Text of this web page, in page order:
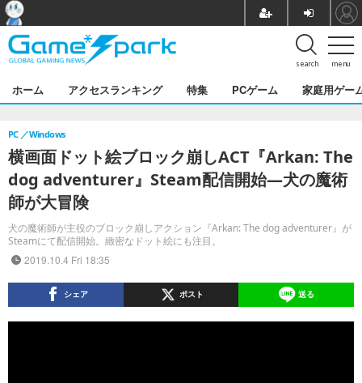
menu
search
ホーム アクセスランキング 特集 PCゲーム 家庭用ゲー
横画面ドット絵ブロック崩しACT『Arkan: The
dog adventurer』Steam配信開始―犬の魔術
師が大冒険
犬の魔術師が主役のブロック崩しアクション『Arkan: The dog adventurer』が
Steamにて配信開始。緻密なドット絵にも注目。
PC Windows
2019.10.4 Fri 18:35
シェア ポスト 送る